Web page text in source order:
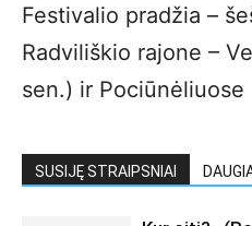
Festivalio pradžia –
Radviliškio rajone –
sen.) ir Pociūnėliuose
SUSIJĘ STRAIPSNIAI